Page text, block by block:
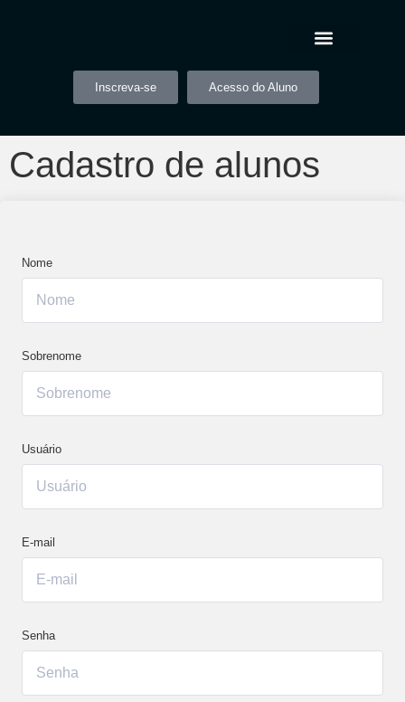
Inscreva-se Acesso do Aluno
Cadastro de alunos
Nome
Sobrenome
Usuário
E-mail
Senha